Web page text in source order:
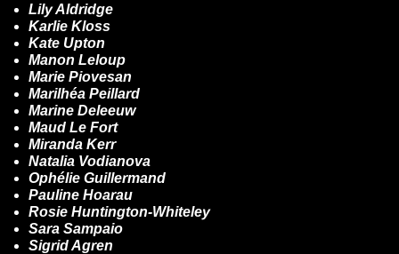
Lily Aldridge
Karlie Kloss
Kate Upton
Manon Leloup
Marie Piovesan
Marilhéa Peillard
Marine Deleeuw
Maud Le Fort
Miranda Kerr
Natalia Vodianova
Ophélie Guillermand
Pauline Hoarau
Rosie Huntington-Whiteley
Sara Sampaio
Sigrid Agren